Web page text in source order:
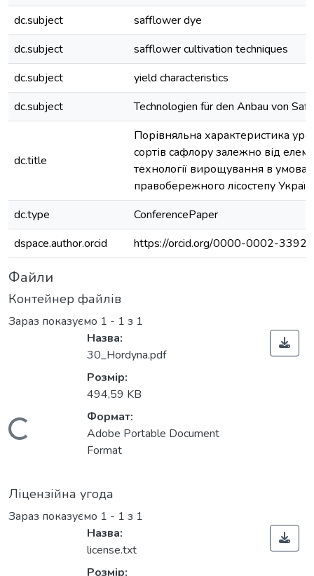
dc.subject
safflower dye
dc.subject
safflower cultivation techniques
dc.subject
yield characteristics
dc.subject
Technologien für den Anbau von
dc.title
Порівняльна характеристика
сортів сафлору залежно від
технології вирощування в умовах
правобережного лісостепу
dc.type
ConferencePaper
dspace.author.orcid
https://orcid.org/0000-0002-
Файли
Контейнер файлів
Зараз показуємо 1 - 1 з 1
Вантажиться...
Назва:
30_Hordyna.pdf
Розмір:
494,59 KB
Формат:
Adobe Portable Document
Format
Ліцензійна угода
Зараз показуємо 1 - 1 з 1
Назва:
license.txt
Розмір: